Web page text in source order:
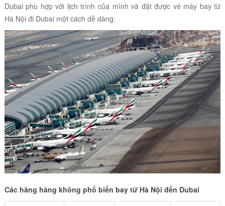
Dubai phù hợp với lịch trình của mình và đặt được vé máy bay từ
Hà Nội đi Dubai một cách dễ dàng.
Các hãng hàng không phổ biến bay từ Hà Nội đến Dubai